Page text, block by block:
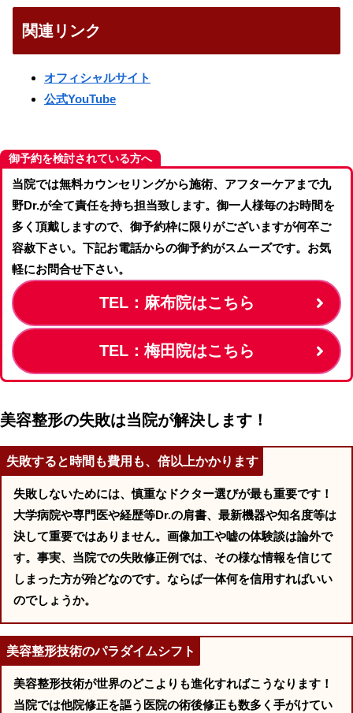
関連リンク
オフィシャルサイト
公式YouTube
御予約を検討されている方へ
当院では無料カウンセリングから施術、アフターケアまで九
野Dr.が全て責任を持ち担当致します。御一人様毎のお時間を
多く頂戴しますので、御予約枠に限りがございますが何卒ご
容赦下さい。下記お電話からの御予約がスムーズです。お気
軽にお問合せ下さい。
TEL：麻布院はこちら
TEL：梅田院はこちら
美容整形の失敗は当院が解決します！
失敗すると時間も費用も、倍以上かかります
失敗しないためには、慎重なドクター選びが最も重要です！
大学病院や専門医や経歴等Dr.の肩書、最新機器や知名度等は
決して重要ではありません。画像加工や嘘の体験談は論外で
す。事実、当院での失敗修正例では、その様な情報を信じて
しまった方が殆どなのです。ならば一体何を信用すればいい
のでしょうか。
美容整形技術のパラダイムシフト
美容整形技術が世界のどこよりも進化すればこうなります！
当院では他院修正を謳う医院の術後修正も数多く手がけてい